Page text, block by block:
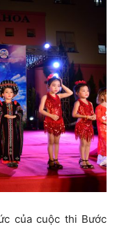
của cuộc thi Bước